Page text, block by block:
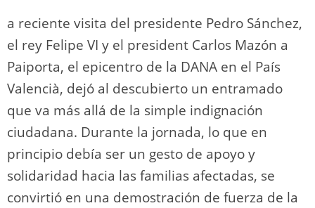
a reciente visita del presidente Pedro Sánchez,
el rey Felipe VI y el president Carlos Mazón a
Paiporta, el epicentro de la DANA en el País
Valencià, dejó al descubierto un entramado
que va más allá de la simple indignación
ciudadana. Durante la jornada, lo que en
principio debía ser un gesto de apoyo y
solidaridad hacia las familias afectadas, se
convirtió en una demostración de fuerza de la